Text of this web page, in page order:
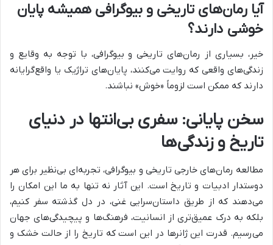
آیا رمان‌های تاریخی و بیوگرافی همیشه پایان
خوشی دارند؟
خیر، بسیاری از رمان‌های تاریخی و بیوگرافی، با توجه به وقایع و
زندگی‌های واقعی که روایت می‌کنند، پایان‌های تراژیک یا واقع‌گرایانه
دارند که ممکن است لزوماً «خوش» نباشند.
سخن پایانی: سفری بی‌انتها در دنیای
تاریخ و زندگی‌ها
مطالعه رمان‌های خارجی تاریخی و بیوگرافی، تجربه‌ای بی‌نظیر برای هر
دوستدار ادبیات و تاریخ است. این آثار نه تنها به ما این امکان را
می‌دهند که از طریق داستان‌سرایی غنی، در دل گذشته سفر کنیم،
بلکه به درک عمیق‌تری از انسانیت، فرهنگ‌ها و پیچیدگی‌های جهان
می‌رسیم. قدرت این ژانرها در این است که تاریخ را از حالت خشک و